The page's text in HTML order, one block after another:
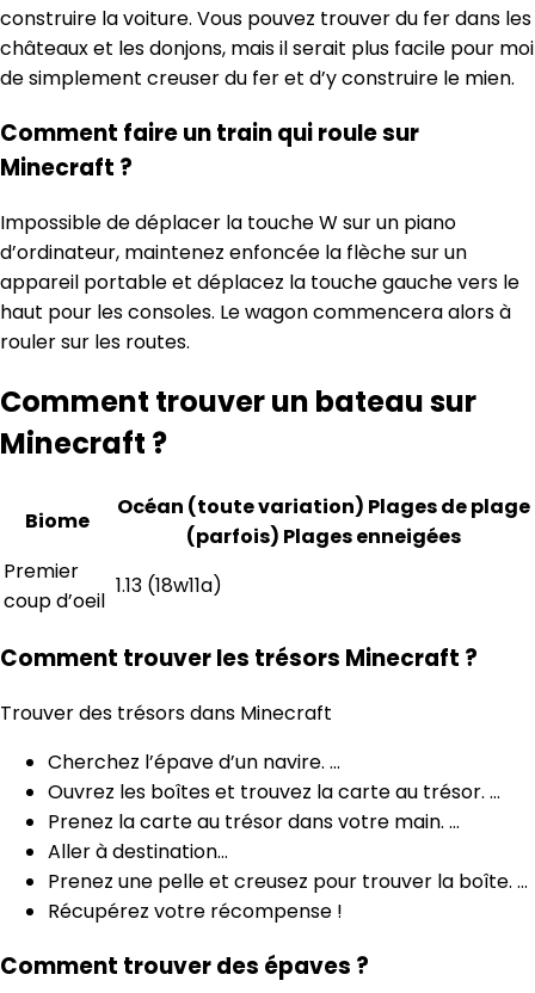
construire la voiture. Vous pouvez trouver du fer dans les
châteaux et les donjons, mais il serait plus facile pour moi
de simplement creuser du fer et d’y construire le mien.
Comment faire un train qui roule sur
Minecraft ?
Impossible de déplacer la touche W sur un piano
d’ordinateur, maintenez enfoncée la flèche sur un
appareil portable et déplacez la touche gauche vers le
haut pour les consoles. Le wagon commencera alors à
rouler sur les routes.
Comment trouver un bateau sur
Minecraft ?
Biome
Océan (toute variation) Plages de plage
(parfois) Plages enneigées
Premier
coup d’oeil
1.13 (18w11a)
Comment trouver les trésors Minecraft ?
Trouver des trésors dans Minecraft
Cherchez l’épave d’un navire. …
Ouvrez les boîtes et trouvez la carte au trésor. …
Prenez la carte au trésor dans votre main. …
Aller à destination…
Prenez une pelle et creusez pour trouver la boîte. …
Récupérez votre récompense !
Comment trouver des épaves ?